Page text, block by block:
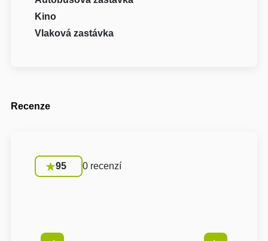
Kino
Vlaková zastávka
Recenze
95 0 recenzí